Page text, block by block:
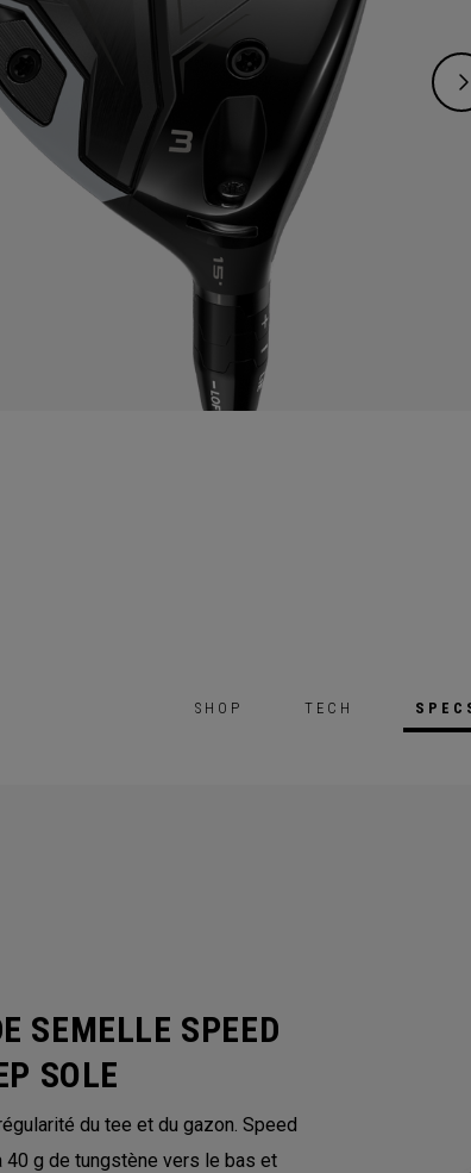
SHOP TECH
SEMELLE SPEED
SOLE
du tee et du gazon. Speed
40 g de tungstène vers le bas et